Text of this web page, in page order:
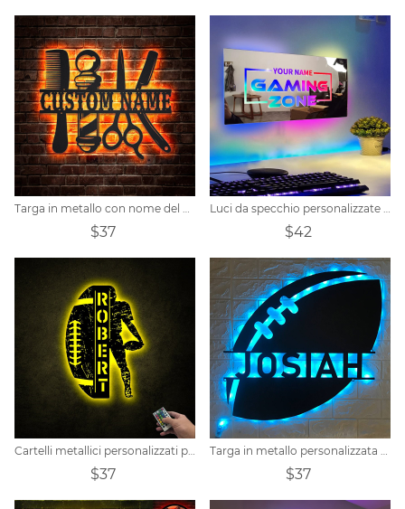
Targa in metallo con nome del negozio di barbiere personalizzato
$37
Luci da specchio personalizzate per i giocatori
$42
Cartelli metallici personalizzati per il calcio
$37
Targa in metallo personalizzata per football americano
$37